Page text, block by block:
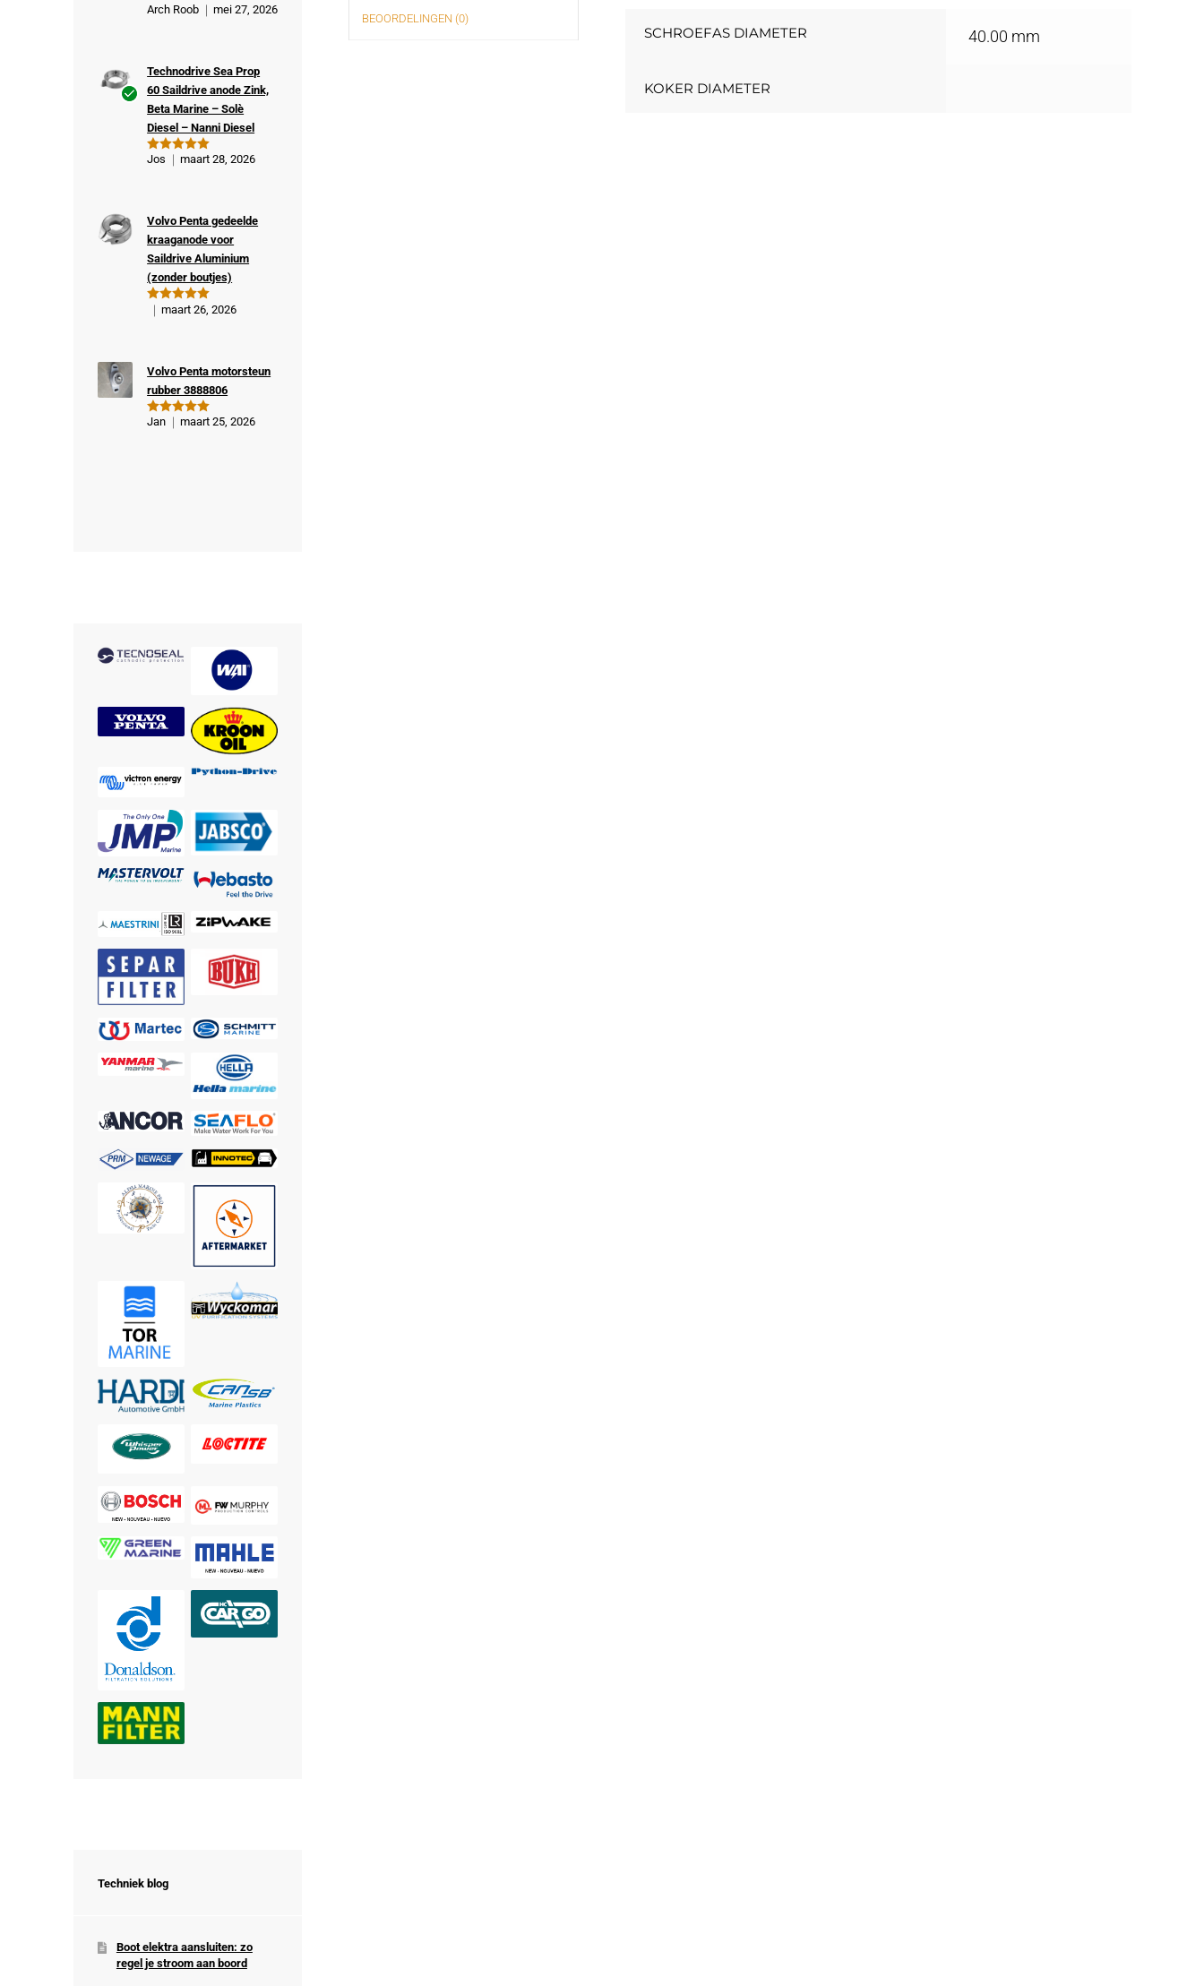
BEOORDELINGEN (0)
SCHROEFAS DIAMETER 40.00 mm
KOKER DIAMETER
Gewaardeer
Arch Roob mei 27, 2026
Gewaardeer
Technodrive Sea Prop
60 Saildrive anode Zink,
Beta Marine – Solè
Diesel – Nanni Diesel
Jos maart 28, 2026
Gewaardeer
Volvo Penta gedeelde
kraaganode voor
Saildrive Aluminium
(zonder boutjes)
maart 26, 2026
Gewaardeer
Volvo Penta motorsteun
rubber 3888806
Jan maart 25, 2026
Techniek blog
Boot elektra aansluiten: zo
regel je stroom aan boord